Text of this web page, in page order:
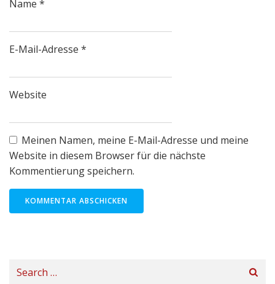
Name *
E-Mail-Adresse *
Website
Meinen Namen, meine E-Mail-Adresse und meine
Website in diesem Browser für die nächste
Kommentierung speichern.
Search